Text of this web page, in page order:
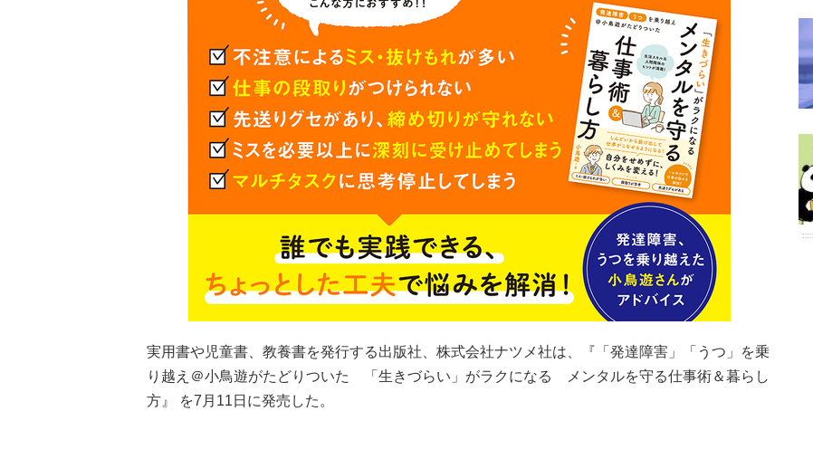
実用書や児童書、教養書を発行する出版社、株式会社ナツメ社は、『「発達障害」「うつ」を乗
り越え＠小鳥遊がたどりついた 「生きづらい」がラクになる メンタルを守る仕事術＆暮らし
方』 を7月11日に発売した。